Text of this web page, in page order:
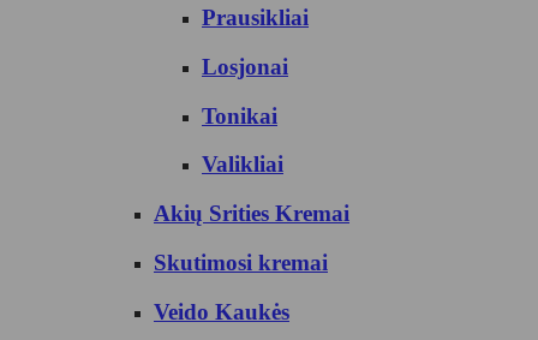
Prausikliai
Losjonai
Tonikai
Valikliai
Akių Srities Kremai
Skutimosi kremai
Veido Kaukės